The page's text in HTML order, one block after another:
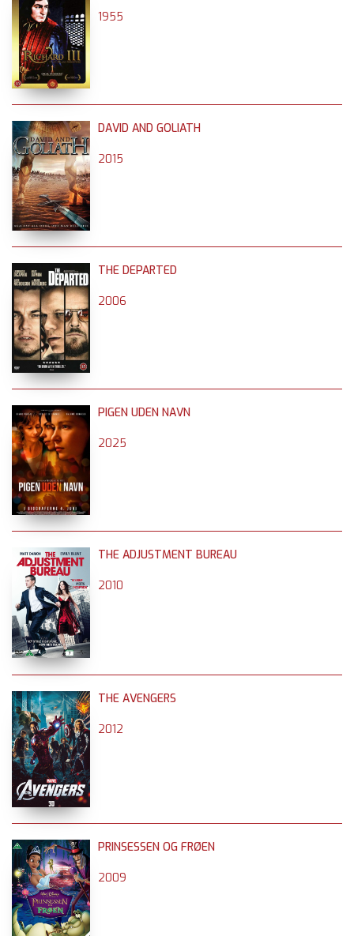
1955
DAVID AND GOLIATH
2015
THE DEPARTED
2006
PIGEN UDEN NAVN
2025
THE ADJUSTMENT BUREAU
2010
THE AVENGERS
2012
PRINSESSEN OG FRØEN
2009